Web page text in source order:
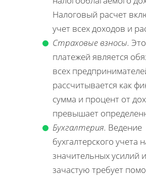
Налоговый расчет
учет всех доходов и
Страховые взносы.
платежей является
всех
рассчитывается как
сумма и процент от
превышает
Бухгалтерия. Ведение
бухгалтерского учета
значительных усилий
зачастую требует